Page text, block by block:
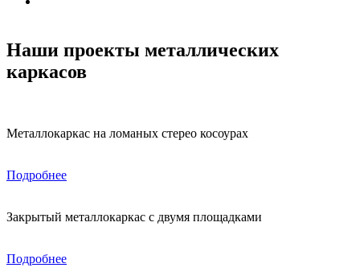
Наши проекты металлических
каркасов
Металлокаркас на ломаных стерео косоурах
Подробнее
Закрытый металлокаркас с двумя площадками
Подробнее